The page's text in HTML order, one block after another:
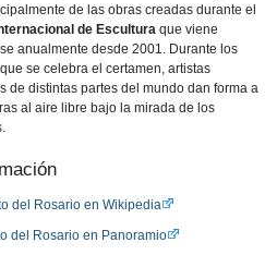
de las obras creadas durante el
de Escultura que viene
anualmente desde 2001. Durante los
se celebra el certamen, artistas
de distintas partes del mundo dan forma a
al aire libre bajo la mirada de los
del Rosario en Wikipedia
del Rosario en Panoramio